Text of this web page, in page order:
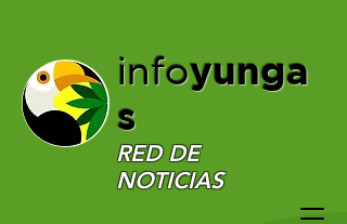
infoyunga
s
RED DE
NOTICIAS